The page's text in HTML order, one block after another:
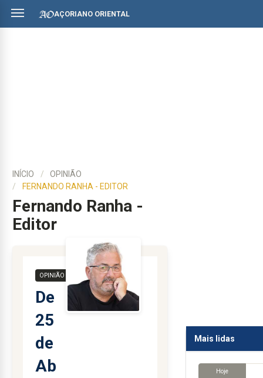
AÇORIANO ORIENTAL
INÍCIO
OPINIÃO
FERNANDO RANHA - EDITOR
Fernando Ranha -
Editor
OPINIÃO
De
25
de
Ab
Mais lidas
Hoje